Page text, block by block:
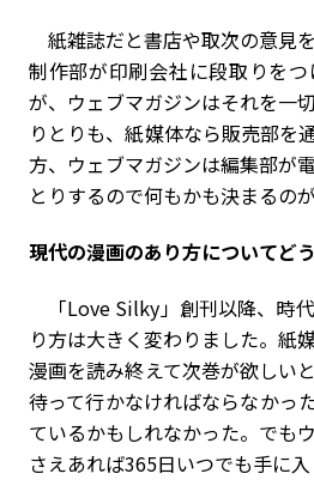
紙雑誌だと書店や取次の意見
制作部が印刷会社に段取りを
が、ウェブマガジンはそれを一
りとりも、紙媒体なら販売部を
方、ウェブマガジンは編集部が
とりするので何もかも決まるの
――現代の漫画のあり方についてど
「Love Silky」創刊以降、時
り方は大きく変わりました。紙
漫画を読み終えて次巻が欲しい
待って行かなければならなかっ
ているかもしれなかった。でも
さえあれば365日いつでも手に入